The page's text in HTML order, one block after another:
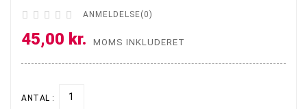
     ANMELDELSE(0)
45,00 kr. MOMS INKLUDERET
ANTAL :